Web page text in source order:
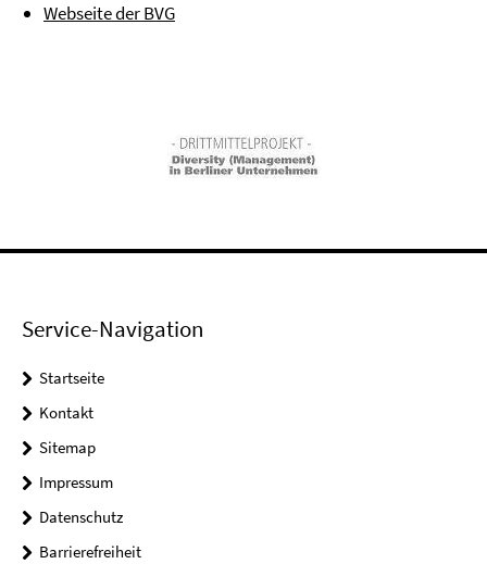
Webseite der BVG
Service-Navigation
Startseite
Kontakt
Sitemap
Impressum
Datenschutz
Barrierefreiheit